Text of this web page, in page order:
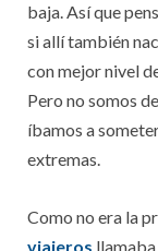
baja. Así que
si allí también
con mejor nivel
Pero no somos
íbamos a
extremas.
Como no era la
viajeros